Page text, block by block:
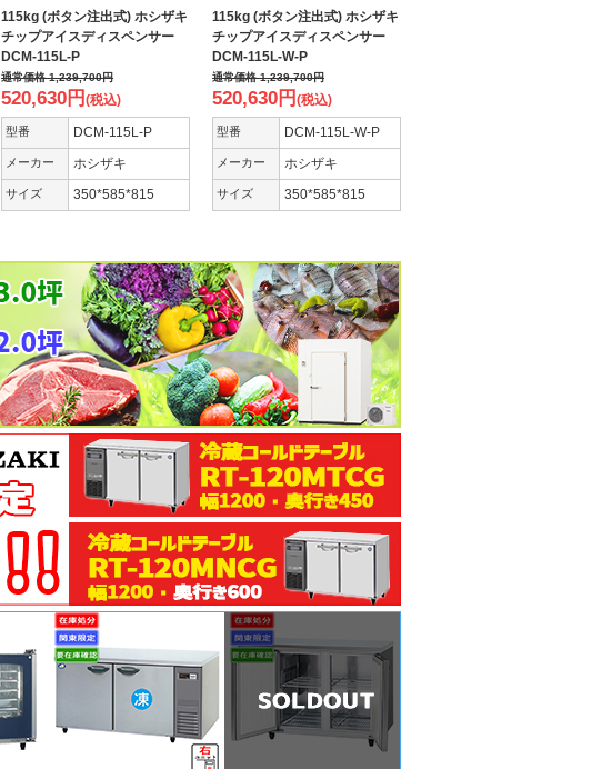
115kg (ボタン注出式) ホシザキ
チップアイスディスペンサー
DCM-115L-P
通常価格1,239,700円
520,630円 (税込)
型番 DCM-115L-P
メーカー ホシザキ
サイズ 350*585*815
115kg (ボタン注出式) ホシザキ
チップアイスディスペンサー
DCM-115L-W-P
通常価格1,239,700円
520,630円 (税込)
型番 DCM-115L-W-P
メーカー ホシザキ
サイズ 350*585*815